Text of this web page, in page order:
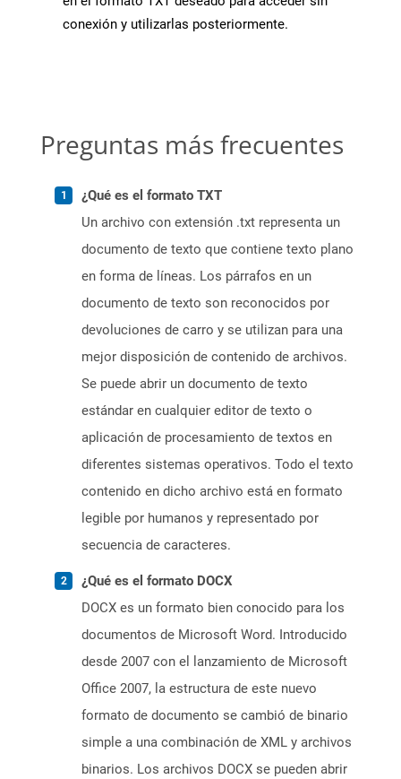
conexión y utilizarlas posteriormente.
Preguntas más frecuentes
¿Qué es el formato TXT
Un archivo con extensión .txt representa un
documento de texto que contiene texto plano
en forma de líneas. Los párrafos en un
documento de texto son reconocidos por
devoluciones de carro y se utilizan para una
mejor disposición de contenido de archivos.
Se puede abrir un documento de texto
estándar en cualquier editor de texto o
aplicación de procesamiento de textos en
diferentes sistemas operativos. Todo el texto
contenido en dicho archivo está en formato
legible por humanos y representado por
secuencia de caracteres.
¿Qué es el formato DOCX
DOCX es un formato bien conocido para los
documentos de Microsoft Word. Introducido
desde 2007 con el lanzamiento de Microsoft
Office 2007, la estructura de este nuevo
formato de documento se cambió de binario
simple a una combinación de XML y archivos
binarios. Los archivos DOCX se pueden abrir